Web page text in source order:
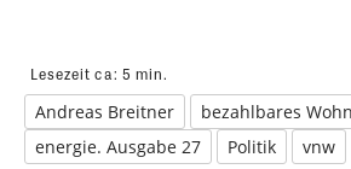
Lesezeit ca: 5 min.
Andreas Breitner
bezahlbares
energie. Ausgabe 27
Politik vnw